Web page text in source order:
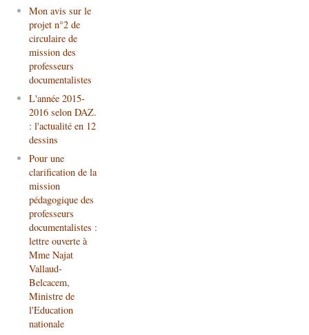
Mon avis sur le
projet n°2 de
circulaire de
mission des
professeurs
documentalistes
L'année 2015-
2016 selon DAZ.
: l'actualité en 12
dessins
Pour une
clarification de la
mission
pédagogique des
professeurs
documentalistes :
lettre ouverte à
Mme Najat
Vallaud-
Belcacem,
Ministre de
l'Education
nationale